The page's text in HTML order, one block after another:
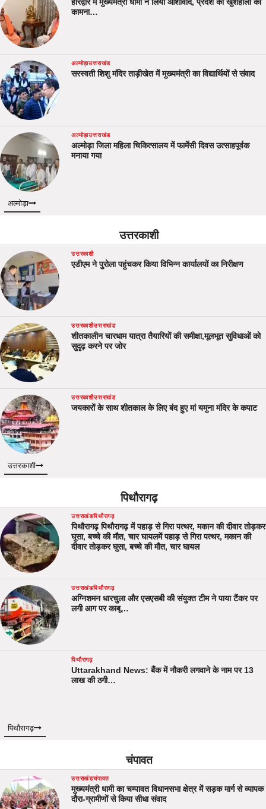
कामना…
अल्मोड़ाउत्तराखंड
सरस्वती शिशु मंदिर ताड़ीखेत में मुख्यमंत्री का विद्यार्थियों से संवाद
अल्मोड़ाउत्तराखंड
अल्मोड़ा जिला महिला चिकित्सालय में फार्मेसी दिवस उत्साहपूर्वक
मनाया गया
अल्मोड़ा
उत्तरकाशी
उत्तरकाशी
एडीएम ने पुरोला पहुंचकर किया विभिन्न कार्यालयों का निरीक्षण
उत्तरकाशीउत्तराखंड
शीतकालीन चारधाम यात्रा तैयारियों की समीक्षा,मूलभूत सुविधाओं को
सुदृढ़ करने पर जोर
उत्तरकाशीउत्तराखंड
जयकारों के साथ शीतकाल के लिए बंद हुए मां यमुना मंदिर के कपाट
उत्तरकाशी
पिथौरागढ़
उत्तराखंडपिथौरागढ़
पिथौरागढ़ पिथौरागढ़ में पहाड़ से गिरा पत्थर, मकान की दीवार तोड़कर
घुसा, बच्चे की मौत, चार घायलमें पहाड़ से गिरा पत्थर, मकान की
दीवार तोड़कर घुसा, बच्चे की मौत, चार घायल
उत्तराखंडपिथौरागढ़
अग्निशमन धारचुला और एसएसबी की संयुक्त टीम ने पाया टैंकर पर
लगी आग पर काबू…
पिथौरागढ़
Uttarakhand News: बैंक में नौकरी लगवाने के नाम पर 13
लाख की ठगी…
पिथौरागढ़
चंपावत
उत्तराखंडचंपावत
मुख्यमंत्री धामी का चम्पावत विधानसभा क्षेत्र में सड़क मार्ग से व्यापक
दौरा-ग्रामीणों से किया सीधा संवाद